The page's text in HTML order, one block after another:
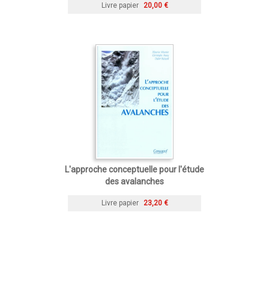
Livre papier 20,00 €
L'approche conceptuelle pour l'étude
des avalanches
Livre papier 23,20 €